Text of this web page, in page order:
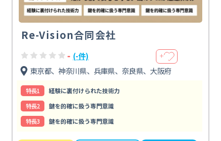
Re-Vision合同会社
- (-件) ＋
東京都、神奈川県、兵庫県、奈良県、大阪府
特⻑1
経験に裏付けられた技術力
特⻑2
鍵を的確に扱う専門意識
特⻑3
鍵を的確に扱う専門意識